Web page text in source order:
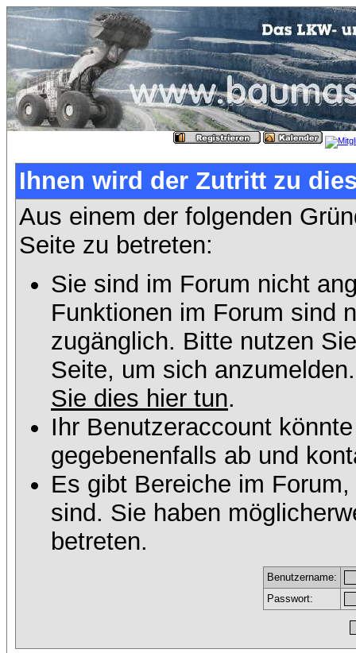
Ihnen wird der Zutritt zu
Aus einem der folgenden
Seite zu betreten:
Sie sind im Forum nicht
Funktionen im Forum sind
zugänglich. Bitte nutzen
Seite, um sich
Sie dies hier tun.
Ihr Benutzeraccount
gegebenenfalls ab und
Es gibt Bereiche im
sind. Sie haben
betreten.
Benutzername:
Passwort: